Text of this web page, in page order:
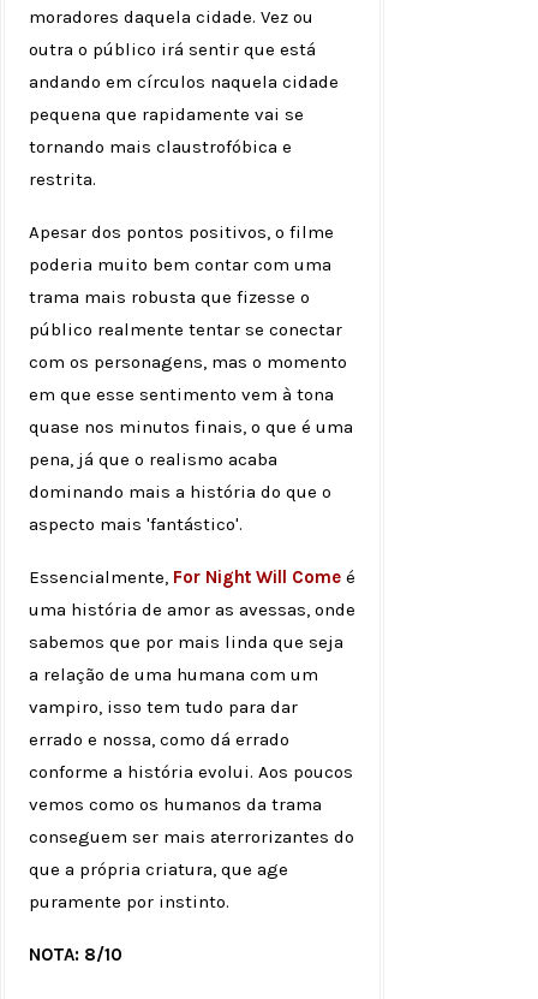
moradores daquela cidade. Vez ou
outra o público irá sentir que está
andando em círculos naquela cidade
pequena que rapidamente vai se
tornando mais claustrofóbica e
restrita.
Apesar dos pontos positivos, o filme
poderia muito bem contar com uma
trama mais robusta que fizesse o
público realmente tentar se conectar
com os personagens, mas o momento
em que esse sentimento vem à tona
quase nos minutos finais, o que é uma
pena, já que o realismo acaba
dominando mais a história do que o
aspecto mais 'fantástico'.
Essencialmente, For Night Will Come é
uma história de amor as avessas, onde
sabemos que por mais linda que seja
a relação de uma humana com um
vampiro, isso tem tudo para dar
errado e nossa, como dá errado
conforme a história evolui. Aos poucos
vemos como os humanos da trama
conseguem ser mais aterrorizantes do
que a própria criatura, que age
puramente por instinto.
NOTA: 8/10